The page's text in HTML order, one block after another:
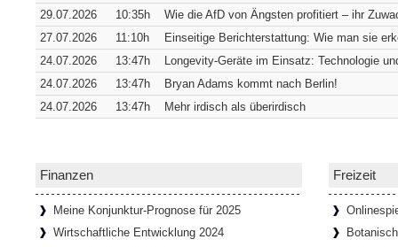
Bremen [SiSt24] Wer durch den Schnoor
einziehen: Die Gassen sind so schmal,
passen. Genau das hat das[Weiterlesen...]
65 Tafeln, 132 Helden und 358
Onlinespiele können soziale
29.07.2026
10:35h
Wie die AfD von Ängsten profitiert – ihr
27.07.2026
11:10h
Einseitige Berichterstattung: Wie man sie
24.07.2026
13:47h
Longevity-Geräte im Einsatz: Technologie
24.07.2026
13:47h
Bryan Adams kommt nach Berlin!
24.07.2026
13:47h Mehr irdisch als überirdisch
Finanzen
Meine Konjunktur-Prognose für 2025
Wirtschaftliche Entwicklung 2024
Freizeit